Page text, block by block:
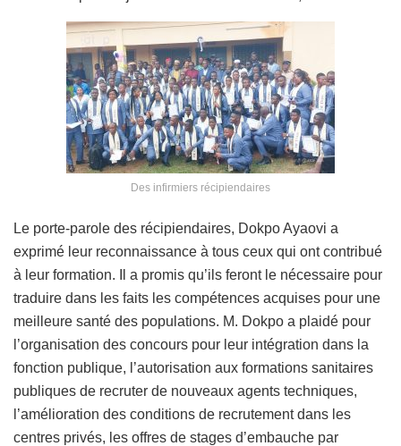
Des infirmiers récipiendaires
Le porte-parole des récipiendaires, Dokpo Ayaovi a
exprimé leur reconnaissance à tous ceux qui ont contribué
à leur formation. Il a promis qu’ils feront le nécessaire pour
traduire dans les faits les compétences acquises pour une
meilleure santé des populations. M. Dokpo a plaidé pour
l’organisation des concours pour leur intégration dans la
fonction publique, l’autorisation aux formations sanitaires
publiques de recruter de nouveaux agents techniques,
l’amélioration des conditions de recrutement dans les
centres privés, les offres de stages d’embauche par